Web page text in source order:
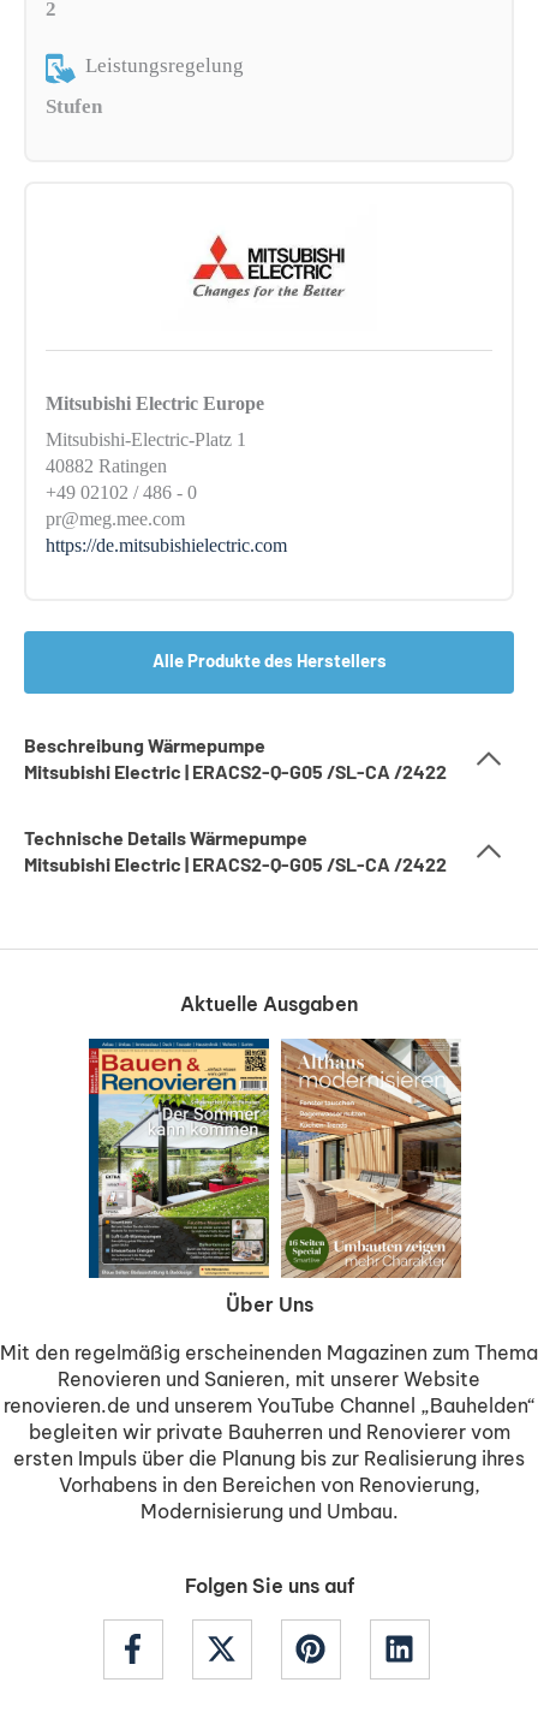
2
Leistungsregelung
Stufen
Mitsubishi Electric Europe
Mitsubishi-Electric-Platz 1
40882 Ratingen
+49 02102 / 486 - 0
pr@meg.mee.com
https://de.mitsubishielectric.com
Alle Produkte des Herstellers
Beschreibung Wärmepumpe
Mitsubishi Electric | ERACS2-Q-G05 /SL-CA /2422
Technische Details Wärmepumpe
Mitsubishi Electric | ERACS2-Q-G05 /SL-CA /2422
Aktuelle Ausgaben
Über Uns
Mit den regelmäßig erscheinenden Magazinen zum Thema
Renovieren und Sanieren, mit unserer Website
renovieren.de und unserem YouTube Channel „Bauhelden“
begleiten wir private Bauherren und Renovierer vom
ersten Impuls über die Planung bis zur Realisierung ihres
Vorhabens in den Bereichen von Renovierung,
Modernisierung und Umbau.
Folgen Sie uns auf